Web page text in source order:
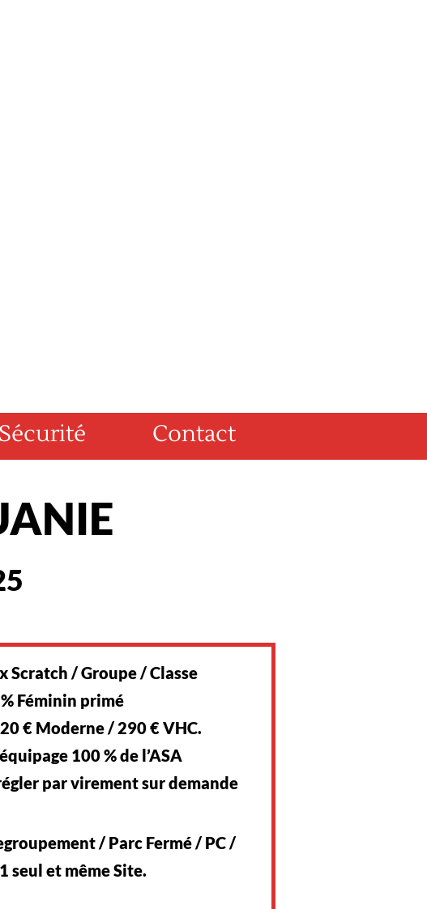
Sécurité Contact
Scratch / Groupe / Classe
Féminin primé
€ Moderne / 290 € VHC.
100 % de l’ASA
par virement sur demande
/ Parc Fermé / PC /
seul et même Site.